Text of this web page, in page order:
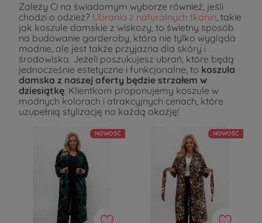
Zależy Ci na świadomym wyborze również, jeśli
chodzi o odzież? Ubrania z naturalnych tkanin, takie
jak koszule damskie z wiskozy, to świetny sposób
na budowanie garderoby, która nie tylko wygląda
modnie, ale jest także przyjazna dla skóry i
środowiska. Jeżeli poszukujesz ubrań, które będą
jednocześnie estetyczne i funkcjonalne, to koszula
damska z naszej oferty będzie strzałem w
dziesiątkę. Klientkom proponujemy koszule w
modnych kolorach i atrakcyjnych cenach, które
uzupełnią stylizację na każdą okazję!
NOWOŚĆ NOWOŚĆ